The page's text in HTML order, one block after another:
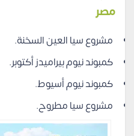
مصر
مشروع سيا العين السخنة.
كمبوند نيوم بيراميدز أكتوبر.
كمبوند نيوم أسيوط.
مشروع سيا مطروح.